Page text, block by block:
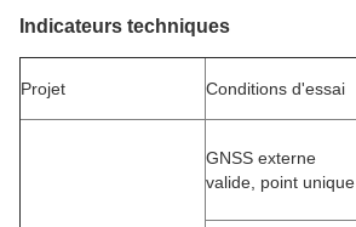
Indicateurs techniques
Projet Conditions d'essai
GNSS externe
valide, point unique